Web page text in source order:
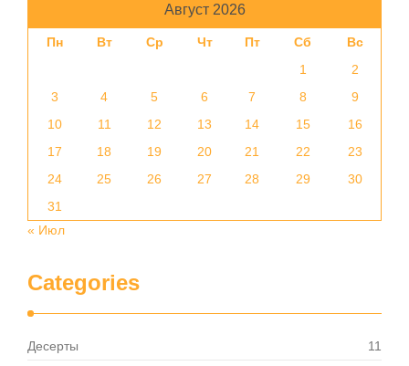
Август 2026
Пн Вт Ср Чт Пт Сб
Вс
1
2
3
4 5 6 7 8
9
10
11 12 13 14 15
16
17
18 19 20 21 22
23
24
25 26 27 28 29
30
31
« Июл
Categories
Десерты
11